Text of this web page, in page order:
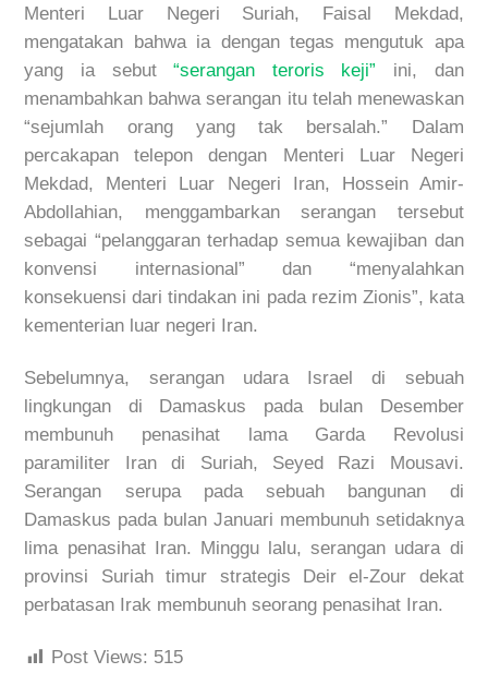
Menteri Luar Negeri Suriah, Faisal Mekdad,
mengatakan bahwa ia dengan tegas mengutuk apa
yang ia sebut“serangan teroris keji” ini, dan
menambahkan bahwa serangan itu telah menewaskan
“sejumlah orang yang tak bersalah.” Dalam
percakapan telepon dengan Menteri Luar Negeri
Mekdad, Menteri Luar Negeri Iran, Hossein Amir-
Abdollahian, menggambarkan serangan tersebut
sebagai “pelanggaran terhadap semua kewajiban dan
konvensi internasional” dan “menyalahkan
konsekuensi dari tindakan ini pada rezim Zionis”, kata
kementerian luar negeri Iran.
Sebelumnya, serangan udara Israel di sebuah
lingkungan di Damaskus pada bulan Desember
membunuh penasihat lama Garda Revolusi
paramiliter Iran di Suriah, Seyed Razi Mousavi.
Serangan serupa pada sebuah bangunan di
Damaskus pada bulan Januari membunuh setidaknya
lima penasihat Iran. Minggu lalu, serangan udara di
provinsi Suriah timur strategis Deir el-Zour dekat
perbatasan Irak membunuh seorang penasihat Iran.
Post Views: 515